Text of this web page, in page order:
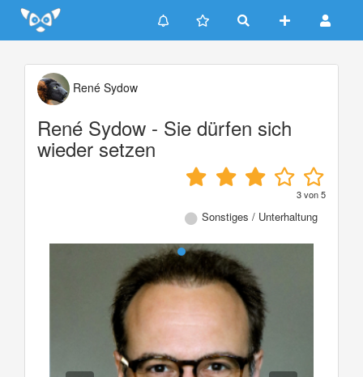
Update cookies preferences
René Sydow
René Sydow - Sie dürfen sich
wieder setzen
3von5
Sonstiges / Unterhaltung